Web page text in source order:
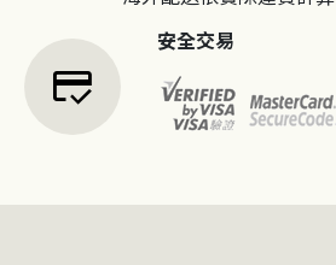
credit_score
安全交易